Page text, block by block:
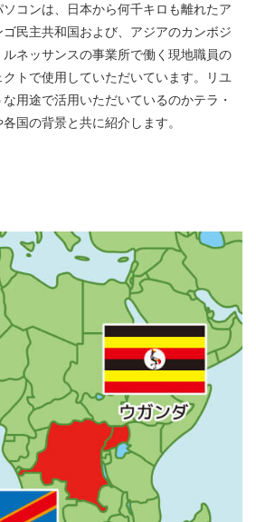
コンは、日本から何千キロも離れたア
民主共和国および、アジアのカンボジ
ネッサンスの事業所で働く現地職員の
トで使用していただいています。リユ
用途で活用いただいているのかテラ・
国の背景と共に紹介します。